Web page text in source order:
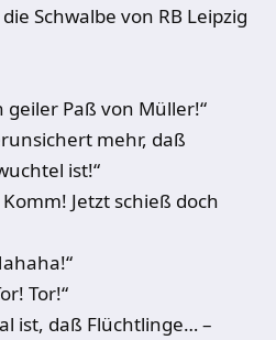
Schwalbe von RB Leipzig
geiler Paß von Müller!“
mehr, daß
ist!“
Komm! Jetzt schieß doch
Tor!“
ist, daß Flüchtlinge… –